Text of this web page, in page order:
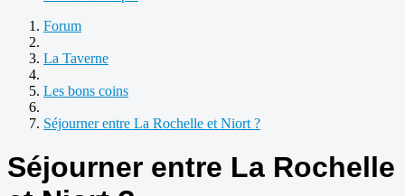
Forum
La Taverne
Les bons coins
Séjourner entre La Rochelle et Niort ?
Séjourner entre La Rochelle